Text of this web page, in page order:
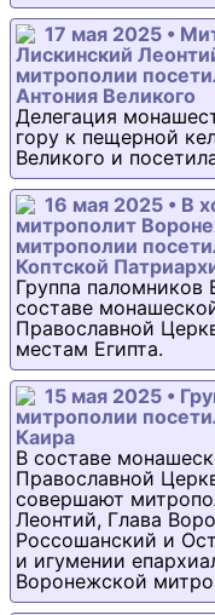
17 мая 2025 •
Лискинский
митрополии
Антония Великого
Делегация
гору к пещерной
Великого и
16 мая 2025 • В
митрополит
митрополии
Коптской
Группа
составе
Православной
местам Египта.
15 мая 2025 •
митрополии
Каира
В составе
Православной
совершают
Леонтий, Глава
Россошанский и
и игумении
Воронежской